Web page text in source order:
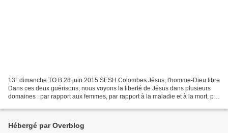
13° dimanche TO B 28 juin 2015 SESH Colombes Jésus, l'homme-Dieu libre
Dans ces deux guérisons, nous voyons la liberté de Jésus dans plusieurs
domaines : par rapport aux femmes, par rapport à la maladie et à la mort, par
Hébergé par Overblog